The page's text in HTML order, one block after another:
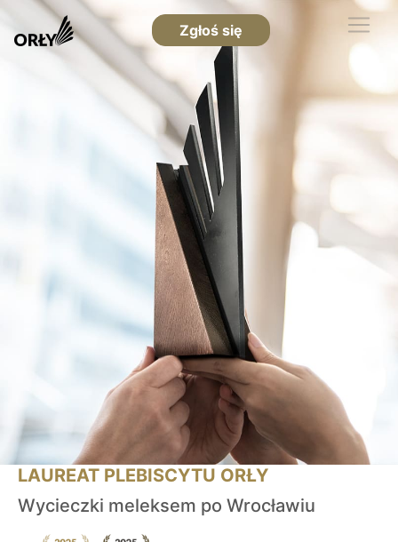
Zgłoś się
LAUREAT PLEBISCYTU ORŁY
Wycieczki meleksem po Wrocławiu